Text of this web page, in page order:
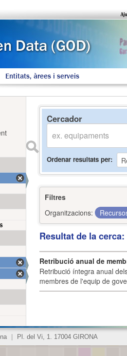
Entitats, àrees i serveis
Cercador
Ordenar resultats per
Filtres
Organitzacions:
Resultat de la
Retribució anual de
Retribució íntegra anual
membres de l'equip de
Pl. del Vi, 1. 17004 GIRONA